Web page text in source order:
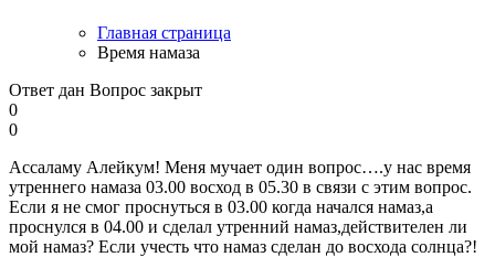
Главная страница
Время намаза
Ответ дан Вопрос закрыт
0
0
Ассаламу Алейкум! Меня мучает один вопрос….у нас время
утреннего намаза 03.00 восход в 05.30 в связи с этим вопрос.
Если я не смог проснуться в 03.00 когда начался намаз,а
проснулся в 04.00 и сделал утренний намаз,действителен ли
мой намаз? Если учесть что намаз сделан до восхода солнца?!